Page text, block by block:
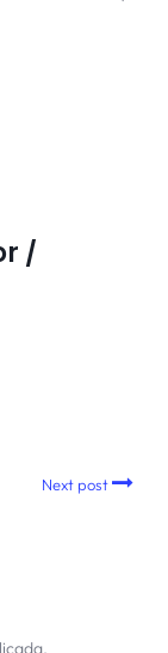
/
Next post